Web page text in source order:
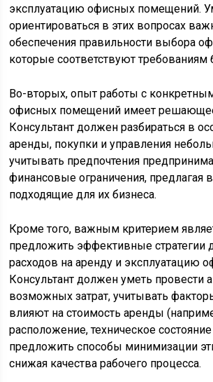
эксплуатацию офисных помещений.
ориентироваться в этих вопросах
обеспечения правильности выбора
которые соответствуют требованиям
Во-вторых, опыт работы с
офисных помещений имеет
Консультант должен разбираться в
аренды, покупки и управления
учитывать предпочтения
финансовые ограничения, предлагая
подходящие для их бизнеса.
Кроме того, важным критерием
предложить эффективные стратегии
расходов на аренду и эксплуатацию
Консультант должен уметь провести
возможных затрат, учитывать
влияют на стоимость аренды
расположение, техническое
предложить способы минимизации
снижая качества рабочего процесса.